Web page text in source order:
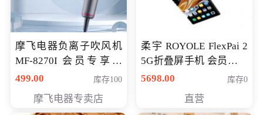
摩飞电器负离子吹风机
MF-8270I 会员专享价
369元
499.00 库存100
摩飞电器专卖店
柔宇 ROYOLE FlexPai 2
5G折叠屏手机 会员专享
购买价格 4998元
5698.00 库存0
直营